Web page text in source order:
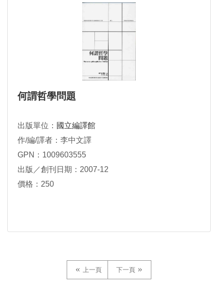
何謂哲學問題
出版單位： 國立編譯館
作/編/譯者：李中文譯
GPN：1009603555
出版／創刊日期：2007-12
價格：250
上一頁 下一頁